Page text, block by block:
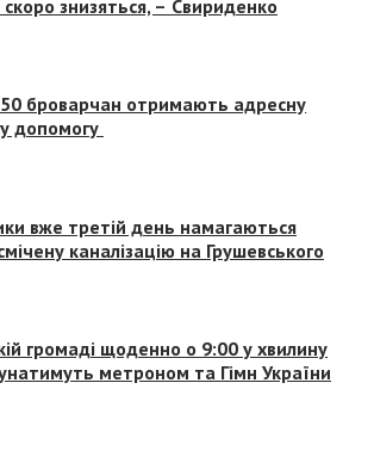
знизяться, – Свириденко
броварчан отримають адресну
допомогу
вже третій день намагаються
каналізацію на Грушевського
громаді щоденно о 9:00 у хвилину
метроном та Гімн України